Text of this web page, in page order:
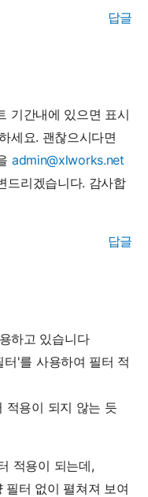
답글
기간내에 있으면 표시
세요. 괜찮으시다면
admin@xlworks.net
드리겠습니다. 감사합
답글
하고 있습니다
'를 사용하여 필터 적
적용이 되지 않는 듯
적용이 되는데,
필터 없이 펼쳐져 보여